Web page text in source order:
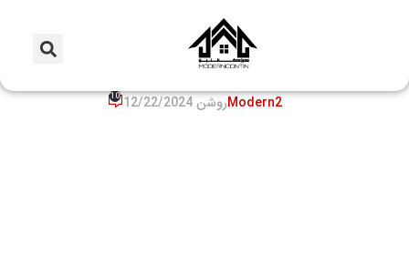
مراحل ساخت و تولید یک کانکس
مسکونی
Modern2روشن 12/22/2024 10